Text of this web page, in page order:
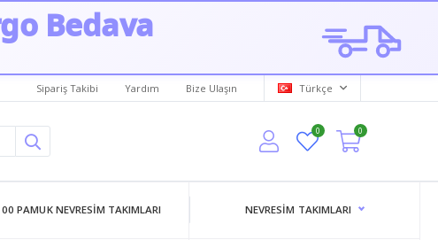
Bedava
Sipariş Takibi Yardım Bize Ulaşın Türkçe
0 0
PAMUK NEVRESIM TAKIMLARI NEVRESIM TAKIMLARI